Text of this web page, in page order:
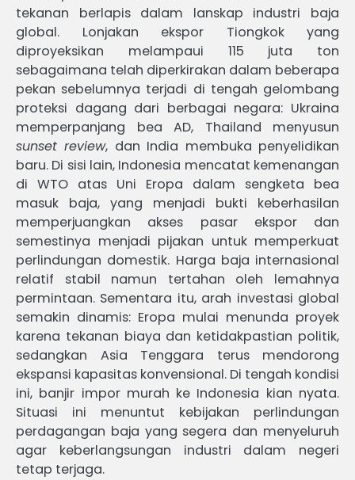
tekanan berlapis dalam lanskap industri baja
global. Lonjakan ekspor Tiongkok yang
diproyeksikan melampaui 115 juta ton
sebagaimana telah diperkirakan dalam beberapa
pekan sebelumnya terjadi di tengah gelombang
proteksi dagang dari berbagai negara: Ukraina
memperpanjang bea AD, Thailand menyusun
sunset review, dan India membuka penyelidikan
baru. Di sisi lain, Indonesia mencatat kemenangan
di WTO atas Uni Eropa dalam sengketa bea
masuk baja, yang menjadi bukti keberhasilan
memperjuangkan akses pasar ekspor dan
semestinya menjadi pijakan untuk memperkuat
perlindungan domestik. Harga baja internasional
relatif stabil namun tertahan oleh lemahnya
permintaan. Sementara itu, arah investasi global
semakin dinamis: Eropa mulai menunda proyek
karena tekanan biaya dan ketidakpastian politik,
sedangkan Asia Tenggara terus mendorong
ekspansi kapasitas konvensional. Di tengah kondisi
ini, banjir impor murah ke Indonesia kian nyata.
Situasi ini menuntut kebijakan perlindungan
perdagangan baja yang segera dan menyeluruh
agar keberlangsungan industri dalam negeri
tetap terjaga.